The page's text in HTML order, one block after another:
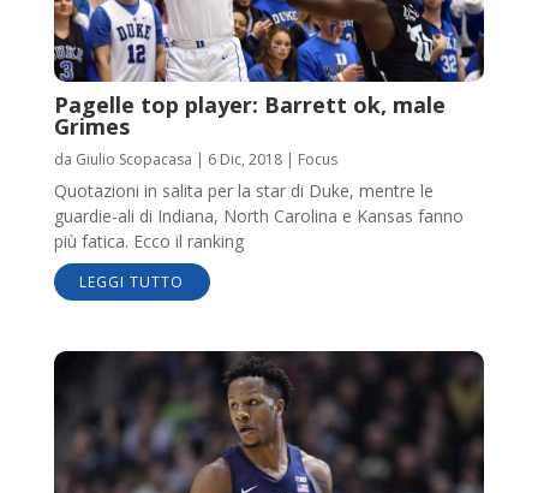
Pagelle top player: Barrett ok, male
Grimes
da Giulio Scopacasa | 6 Dic, 2018| Focus
Quotazioni in salita per la star di Duke, mentre le
guardie-ali di Indiana, North Carolina e Kansas fanno
più fatica. Ecco il ranking
LEGGI TUTTO